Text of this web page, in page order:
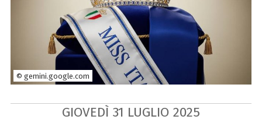
© gemini.google.com
GIOVEDÌ 31 LUGLIO 2025